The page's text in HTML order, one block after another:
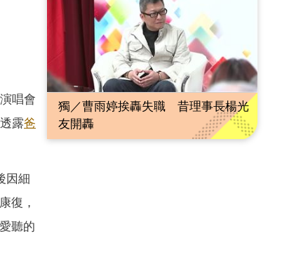
唱會
露爸
因細
復，
聽的
獨／曹雨婷挨轟失職 昔理事長楊光
友開轟